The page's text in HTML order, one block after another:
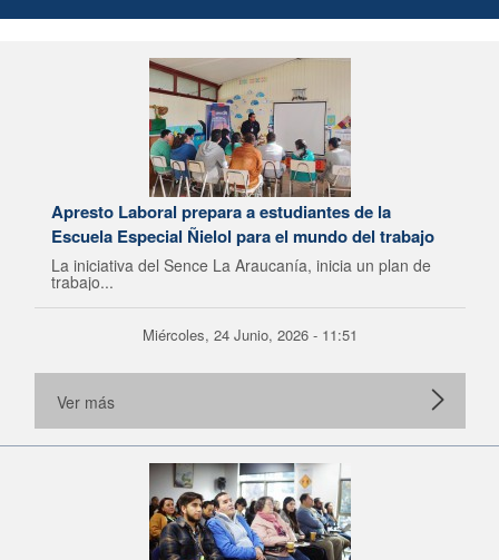
Apresto Laboral prepara a estudiantes de la
Escuela Especial Ñielol para el mundo del trabajo
La iniciativa del Sence La Araucanía, inicia un plan de
trabajo...
Miércoles, 24 Junio, 2026 - 11:51
Ver más